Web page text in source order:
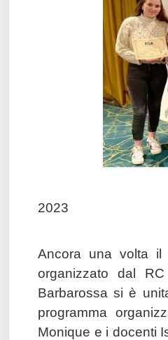
2023
Ancora una volta il
organizzato dal
Barbarossa si è
programma
Monique e i docenti